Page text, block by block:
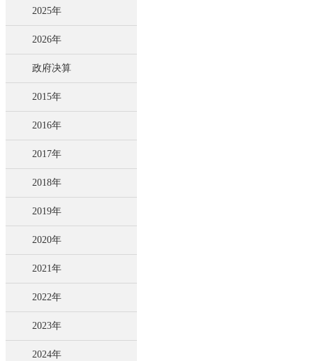
2025年
2026年
政府决算
2015年
2016年
2017年
2018年
2019年
2020年
2021年
2022年
2023年
2024年